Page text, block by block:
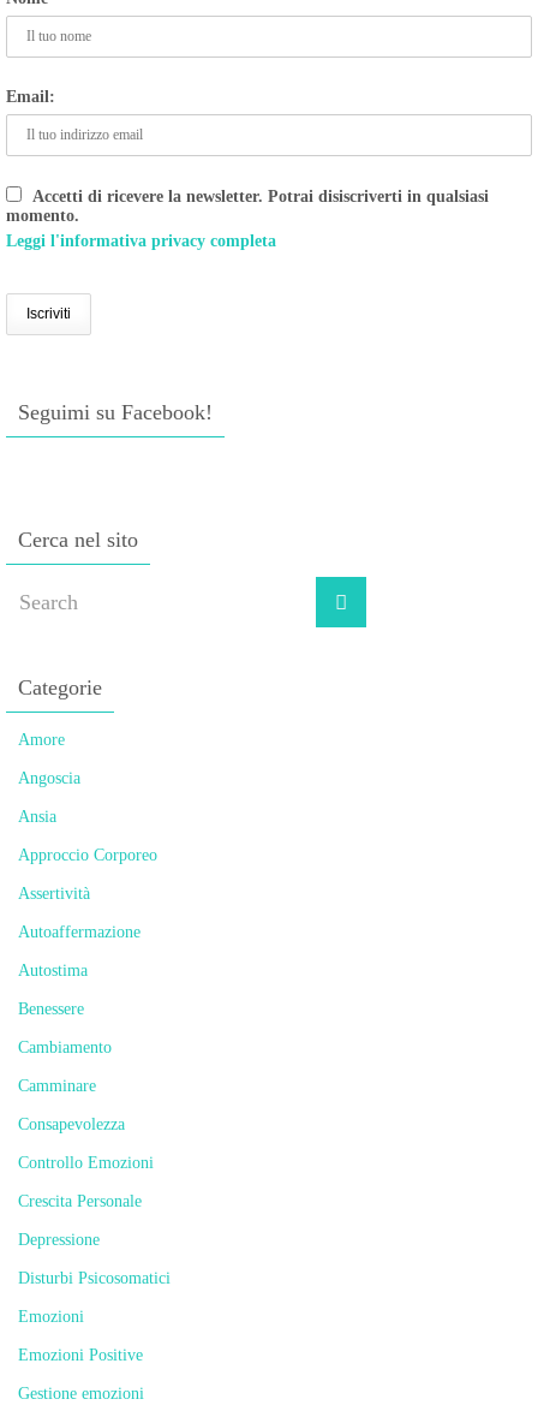
Email:
Accetti di ricevere la newsletter. Potrai disiscriverti in qualsiasi
momento.
Leggi l'informativa privacy completa
Seguimi su Facebook!
Cerca nel sito
Categorie
Amore
Angoscia
Ansia
Approccio Corporeo
Assertività
Autoaffermazione
Autostima
Benessere
Cambiamento
Camminare
Consapevolezza
Controllo Emozioni
Crescita Personale
Depressione
Disturbi Psicosomatici
Emozioni
Emozioni Positive
Gestione emozioni